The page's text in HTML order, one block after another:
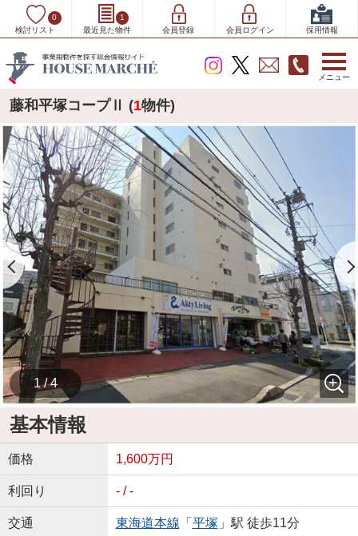
検討リスト
0
最近見た物件
1
会員登録
会員ログイン 採用情報
メニュー
藤和平塚コープⅡ (1物件)
1 / 4
基本情報
価格 1,600万円
利回り - / -
交通 東海道本線 「 平塚 」駅 徒歩11分